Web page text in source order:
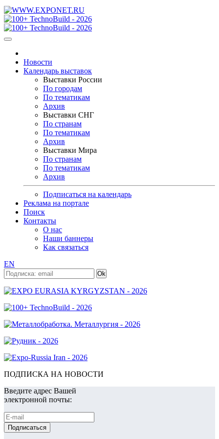
Новости
Календарь выставок
Выставки России
По городам
По тематикам
Архив
Выставки СНГ
По странам
По тематикам
Архив
Выставки Мира
По странам
По тематикам
Архив
Подписаться на календарь
Реклама на портале
Поиск
Контакты
О нас
Наши баннеры
Как связаться
EN
ПОДПИСКА НА НОВОСТИ
Введите адрес Вашей
электронной почты: